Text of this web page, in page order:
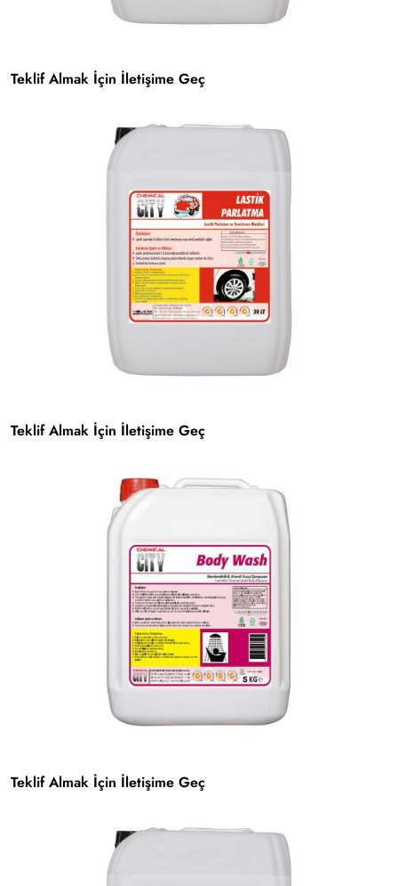
Teklif Almak İçin İletişime Geç
Teklif Almak İçin İletişime Geç
Teklif Almak İçin İletişime Geç